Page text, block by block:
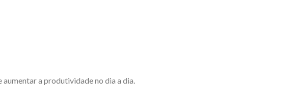
a produtividade no dia a dia.